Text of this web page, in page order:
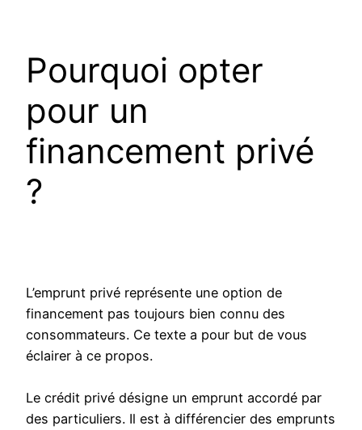
Pourquoi opter
pour un
financement privé
?
L’emprunt privé représente une option de
financement pas toujours bien connu des
consommateurs. Ce texte a pour but de vous
éclairer à ce propos.
Le crédit privé désigne un emprunt accordé par
des particuliers. Il est à différencier des emprunts